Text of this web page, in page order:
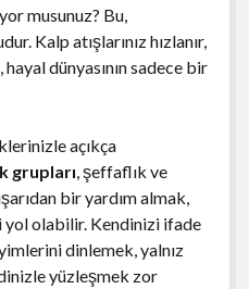
musunuz? Bu,
Kalp atışlarınız hızlanır,
dünyasının sadece bir
açıkça
grupları, şeffaflık ve
bir yardım almak,
yol olabilir. Kendinizi ifade
dinlemek, yalnız
yüzleşmek zor